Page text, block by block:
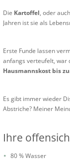
Die Kartoffel, oder auch
Jahren ist sie als
Erste Funde lassen
anfangs verteufelt, war
Hausmannskost bis
Es gibt immer wieder
Abstriche? Meiner
Ihre
80 % Wasser